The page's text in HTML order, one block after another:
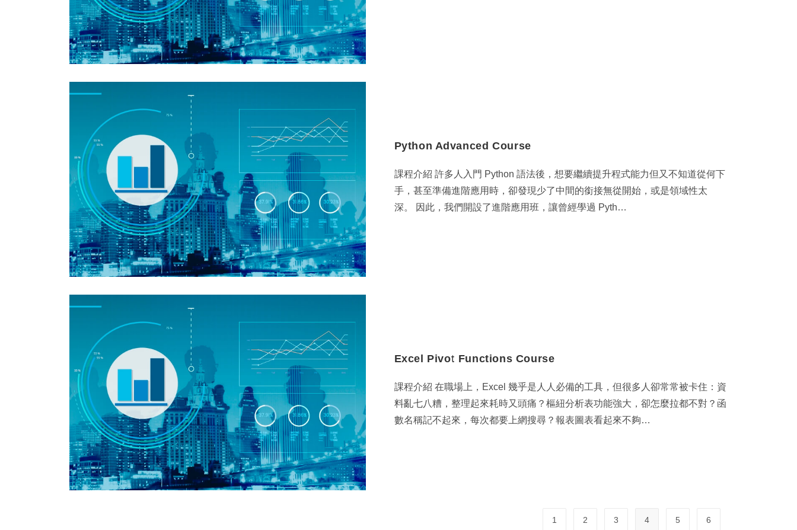
Python Advanced Course
課程介紹 許多人入門 Python 語法後，想要繼續提升程式能力但又不知道從何下
手，甚至準備進階應用時，卻發現少了中間的銜接無從開始，或是領域性太
深。 因此，我們開設了進階應用班，讓曾經學過 Pyth…
Excel Pivot Functions Course
課程介紹 在職場上，Excel 幾乎是⼈⼈必備的⼯具，但很多⼈卻常常被卡住：資
料亂七八糟，整理起來耗時⼜頭痛？樞紐分析表功能強⼤，卻怎麼拉都不對？函
數名稱記不起來，每次都要上網搜尋？報表圖表看起來不夠…
1 2 3 4 5 6